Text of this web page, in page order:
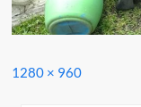
Full
1280 × 960